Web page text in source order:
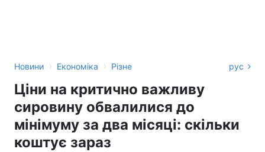
Новини › Економіка › Різне рус
Ціни на критично важливу
сировину обвалилися до
мінімуму за два місяці: скільки
коштує зараз